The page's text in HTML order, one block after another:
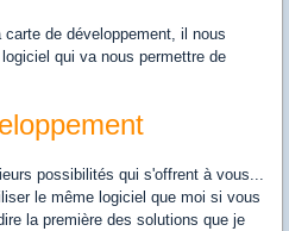
de développement, il nous
qui va nous permettre de
possibilités qui s'offrent à vous...
le même logiciel que moi si vous
la première des solutions que je